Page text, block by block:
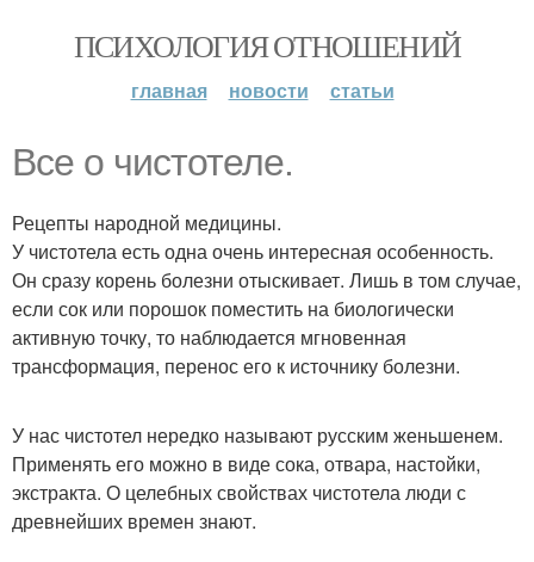
ПСИХОЛОГИЯ ОТНОШЕНИЙ
главная новости статьи
Все о чистотеле.
Рецепты народной медицины.
У чистотела есть одна очень интересная особенность.
Он сразу корень болезни отыскивает. Лишь в том случае,
если сок или порошок поместить на биологически
активную точку, то наблюдается мгновенная
трансформация, перенос его к источнику болезни.
У нас чистотел нередко называют русским женьшенем.
Применять его можно в виде сока, отвара, настойки,
экстракта. О целебных свойствах чистотела люди с
древнейших времен знают.